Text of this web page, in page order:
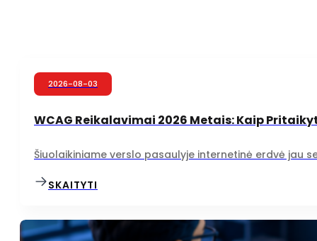
2026-08-03
WCAG Reikalavimai 2026 Metais: Kaip
Šiuolaikiniame verslo pasaulyje internetinė erdvė jau
SKAITYTI